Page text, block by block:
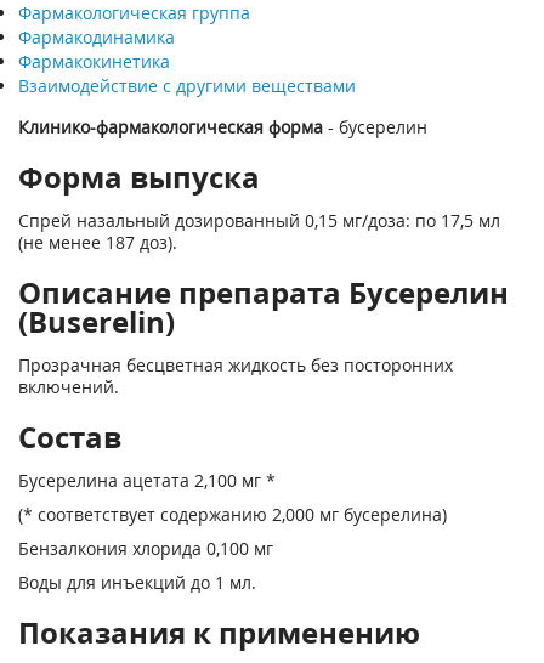
Фармакологическая группа
Фармакодинамика
Фармакокинетика
Взаимодействие с другими веществами
Клинико-фармакологическая форма - бусерелин
Форма выпуска
Спрей назальный дозированный 0,15 мг/доза: по 17,5 мл
(не менее 187 доз).
Описание препарата Бусерелин
(Buserelin)
Прозрачная бесцветная жидкость без посторонних
включений.
Состав
Бусерелина ацетата 2,100 мг *
(* соответствует содержанию 2,000 мг бусерелина)
Бензалкония хлорида 0,100 мг
Воды для инъекций до 1 мл.
Показания к применению